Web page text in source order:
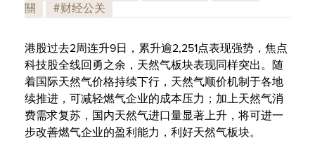
關
#财经公关
港股过去2周连升9日，累升逾2,251点表现强势，焦点
科技股全线回勇之余，天然气板块表现同样突出。随
着国际天然气价格持续下行，天然气顺价机制于各地
续推进，可减轻燃气企业的成本压力；加上天然气消
费需求复苏，国内天然气进口量显著上升，将可进一
步改善燃气企业的盈利能力，利好天然气板块。